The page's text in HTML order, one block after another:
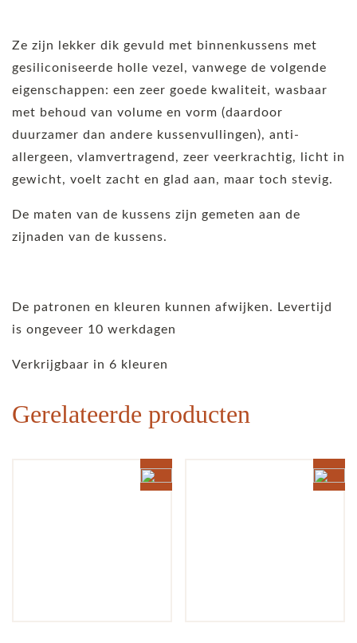
Ze zijn lekker dik gevuld met binnenkussens met
gesiliconiseerde holle vezel, vanwege de volgende
eigenschappen: een zeer goede kwaliteit, wasbaar
met behoud van volume en vorm (daardoor
duurzamer dan andere kussenvullingen), anti-
allergeen, vlamvertragend, zeer veerkrachtig, licht in
gewicht, voelt zacht en glad aan, maar toch stevig.
De maten van de kussens zijn gemeten aan de
zijnaden van de kussens.
De patronen en kleuren kunnen afwijken. Levertijd
is ongeveer 10 werkdagen
Verkrijgbaar in 6 kleuren
Gerelateerde producten